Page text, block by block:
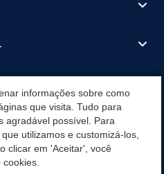
DE RECEITA MUNICIPAL
informações sobre como
que visita. Tudo para
agradável possível. Para
utilizamos e customizá-los,
clicar em 'Aceitar', você